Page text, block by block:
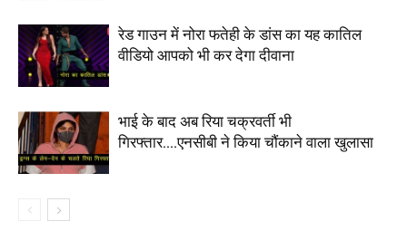
रेड गाउन में नोरा फतेही के डांस का यह कातिल
वीडियो आपको भी कर देगा दीवाना
भाई के बाद अब रिया चक्रवर्ती भी
गिरफ्तार….एनसीबी ने किया चौंकाने वाला खुलासा